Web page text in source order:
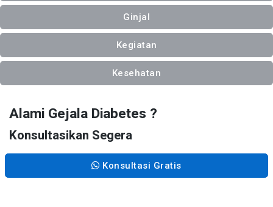
Ginjal
Kegiatan
Kesehatan
Alami Gejala Diabetes ?
Konsultasikan Segera
Konsultasi Gratis